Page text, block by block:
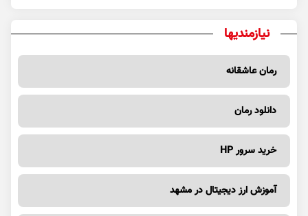
نیازمندیها
رمان عاشقانه
دانلود رمان
خرید سرور HP
آموزش ارز دیجیتال در مشهد